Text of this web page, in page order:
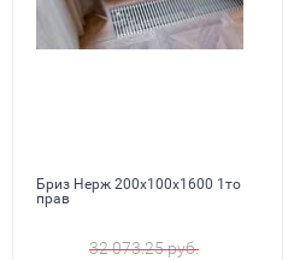
Бриз Нерж 200x100x1600 1то
прав
32 073.25руб.